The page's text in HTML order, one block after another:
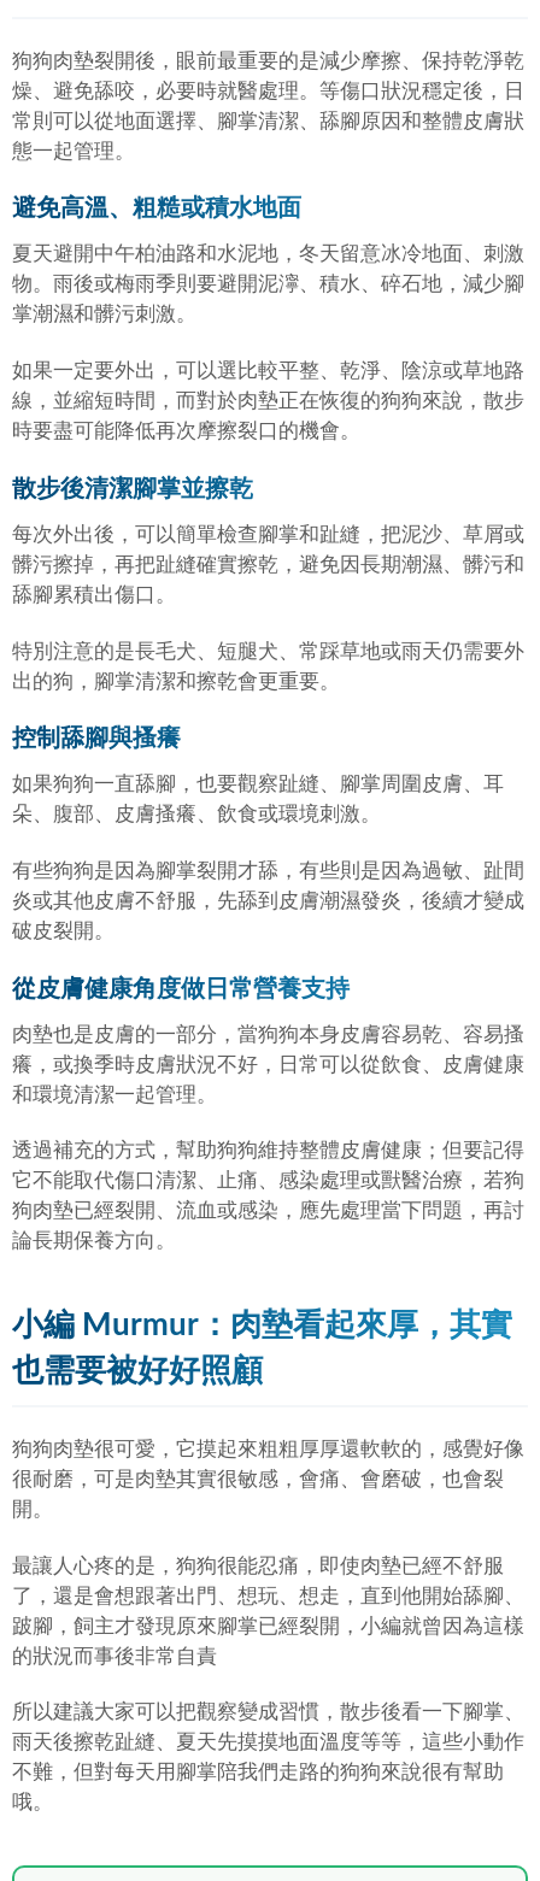
狗狗肉墊裂開後，眼前最重要的是減少摩擦、保持乾淨乾
燥、避免舔咬，必要時就醫處理。等傷口狀況穩定後，日
常則可以從地面選擇、腳掌清潔、舔腳原因和整體皮膚狀
態一起管理。
避免高溫、粗糙或積水地面
夏天避開中午柏油路和水泥地，冬天留意冰冷地面、刺激
物。雨後或梅雨季則要避開泥濘、積水、碎石地，減少腳
掌潮濕和髒污刺激。
如果一定要外出，可以選比較平整、乾淨、陰涼或草地路
線，並縮短時間，而對於肉墊正在恢復的狗狗來說，散步
時要盡可能降低再次摩擦裂口的機會。
散步後清潔腳掌並擦乾
每次外出後，可以簡單檢查腳掌和趾縫，把泥沙、草屑或
髒污擦掉，再把趾縫確實擦乾，避免因長期潮濕、髒污和
舔腳累積出傷口。
特別注意的是長毛犬、短腿犬、常踩草地或雨天仍需要外
出的狗，腳掌清潔和擦乾會更重要。
控制舔腳與搔癢
如果狗狗一直舔腳，也要觀察趾縫、腳掌周圍皮膚、耳
朵、腹部、皮膚搔癢、飲食或環境刺激。
有些狗狗是因為腳掌裂開才舔，有些則是因為過敏、趾間
炎或其他皮膚不舒服，先舔到皮膚潮濕發炎，後續才變成
破皮裂開。
從皮膚健康角度做日常營養支持
肉墊也是皮膚的一部分，當狗狗本身皮膚容易乾、容易搔
癢，或換季時皮膚狀況不好，日常可以從飲食、皮膚健康
和環境清潔一起管理。
透過補充的方式，幫助狗狗維持整體皮膚健康；但要記得
它不能取代傷口清潔、止痛、感染處理或獸醫治療，若狗
狗肉墊已經裂開、流血或感染，應先處理當下問題，再討
論長期保養方向。
小編 Murmur：肉墊看起來厚，其實
也需要被好好照顧
狗狗肉墊很可愛，它摸起來粗粗厚厚還軟軟的，感覺好像
很耐磨，可是肉墊其實很敏感，會痛、會磨破，也會裂
開。
最讓人心疼的是，狗狗很能忍痛，即使肉墊已經不舒服
了，還是會想跟著出門、想玩、想走，直到他開始舔腳、
跛腳，飼主才發現原來腳掌已經裂開，小編就曾因為這樣
的狀況而事後非常自責
所以建議大家可以把觀察變成習慣，散步後看一下腳掌、
雨天後擦乾趾縫、夏天先摸摸地面溫度等等，這些小動作
不難，但對每天用腳掌陪我們走路的狗狗來說很有幫助
哦。